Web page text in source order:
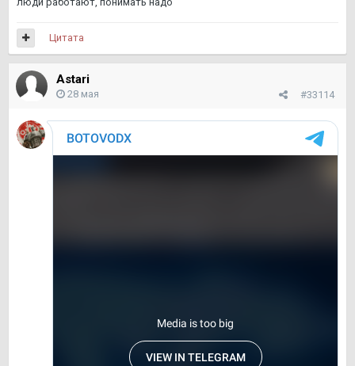
Цитата
Astari
#33114
28 мая